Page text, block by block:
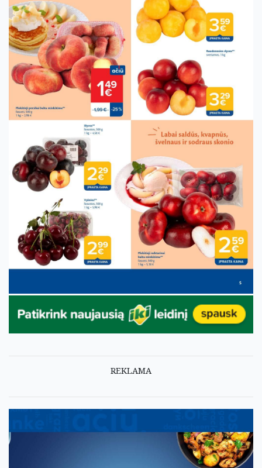
REKLAMA